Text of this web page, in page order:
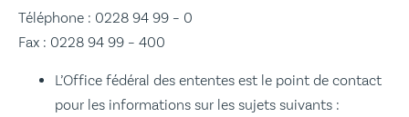
Téléphone : 0228 94 99 – 0
Fax : 0228 94 99 – 400
L’Office fédéral des ententes est le point de contact
pour les informations sur les sujets suivants :